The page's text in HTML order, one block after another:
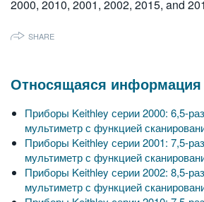
VIỆT NAM
简体中文
한국어
繁體中文
2000, 2010, 2001, 2002, 2015, and
SHARE
Относящаяся информация
Приборы Keithley серии 2000: 6,5-
мультиметр с функцией
Приборы Keithley серии 2001: 7,5-
мультиметр с функцией
Приборы Keithley серии 2002: 8,5-
мультиметр с функцией